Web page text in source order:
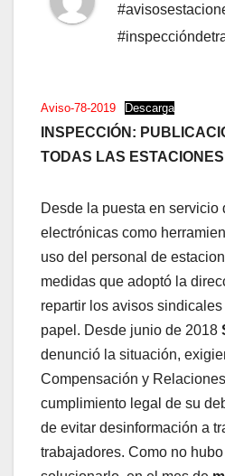
Aviso-78-2019 Descarga
INSPECCIÓN:
TODAS LAS ESTACIONES
Desde la puesta en servicio
electrónicas como
uso del personal de
medidas que adoptó la
repartir los avisos
papel. Desde junio de 2018
denunció la situación,
Compensación y
cumplimiento legal de su
de evitar desinformación a
trabajadores. Como no